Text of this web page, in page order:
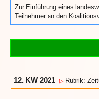
Zur Einführung eines
Teilnehmer an den
12. KW 2021 ▷ Rubrik: